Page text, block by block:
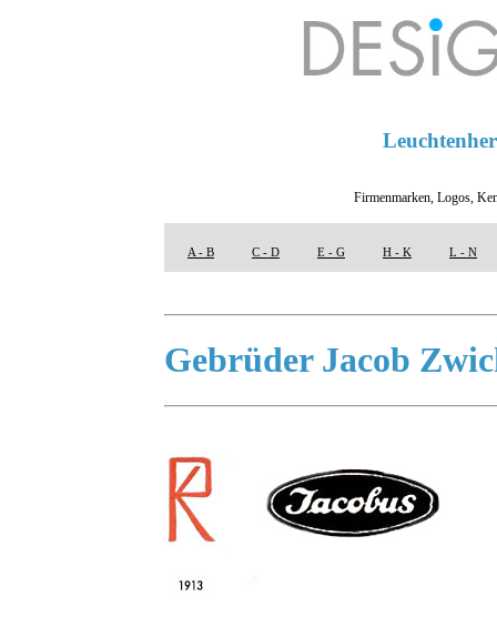
Firmenmarken, Logos,
A - B C - D E - G H - K L - N
Gebrüder Jacob